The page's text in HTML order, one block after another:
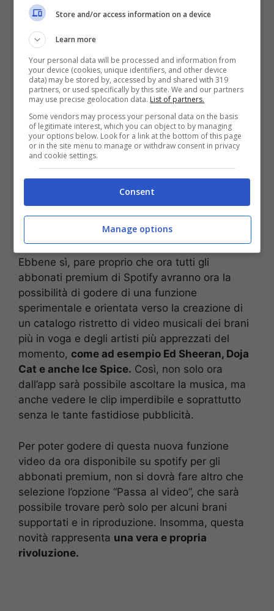
saranno proprio loro, adesso, che potranno
godere in via sperimentale di un ulteriore bonus
o per meglio dire benefit che potrebbe rendere
ancora più imperdibile e soprattutto unica la
propria esperienza nell’utilizzo dell’applicazione
di Spotify. Ma che, soprattutto, la accoglieranno
senza dubbi a gran voce e con molto
entusiasmo: si tratta, infatti, di uno strumento
da sempre molto atteso e che potrebbe ora
rendere l’utilizzo dell’app senza concorrenti. Ma
di cosa stiamo parlando?
Nuova funzione spotify,
come funziona
Ebbene sì, pare proprio che ora tutti gli
abbonati premium di Spotify avranno ora la
possibilità di godere di una funzione
sperimentale e orientata verso la creazione di
un catalogo ristretto di video musicali dei brani
più in voga e degli artisti più apprezzati del
momento, come ad esempio Ed Sheeran, Doja
Cat e anche Ice Spice. Così, non solo ora
dall’app sarà possibile ascoltare la musica, ma
anche vedere le clip imperdibile e soprattutto
senza le tante fastidiose pubblicità.
Per poter godere di questa nuova funzione
video da ora disponibile su spotify per gli
abbonati premium, non si dovrà fare altro che
selezione l’opzione “Passa al video”, che sarà
possibile trovare però solo per alcuni brani
supportati e in riproduzione. Insomma, questa
novità rappresenta una vera e propria
rivoluzione.
Store and/or access information on a device
Learn more
Your personal data will be processed and information from
your device (cookies, unique identifiers, and other device
data) may be stored by, accessed by and shared with 319
partners, or used specifically by this site. We and our partners
may use precise geolocation data. List of partners.
Some vendors may process your personal data on the basis
of legitimate interest, which you can object to by managing
your options below. Look for a link at the bottom of this page
or in the site menu to manage or withdraw consent in privacy
and cookie settings.
Consent
Manage options